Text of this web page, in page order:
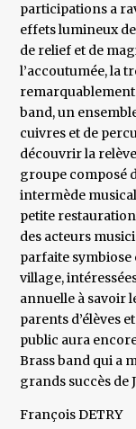
participations a
effets lumineux
de relief et de
l’accoutumée, la
band, un
cuivres et de
découvrir la
groupe composé
intermède
petite
des acteurs
parfaite
village,
annuelle à savoir
parents d’élèves
public aura
Brass band qui a
grands succès de
François DETRY